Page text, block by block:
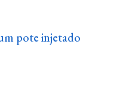
pote injetado